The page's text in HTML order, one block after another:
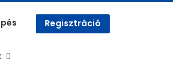
Regisztráció